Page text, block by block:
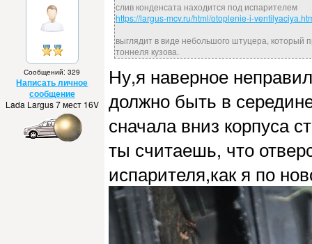
Сообщений: 329
Написать личное
сообщение
Lada Largus 7 мест 16V
слив конденсата находится под испарителем
https://largus-mcv.ru/html/otoplenie-i-
выглядит в виде небольшого штуцера, который
тоннеля кузова.
Ну,я наверное
должно быть в
сначала вниз корпуса
ты считаешь, что
испарителя,как я по